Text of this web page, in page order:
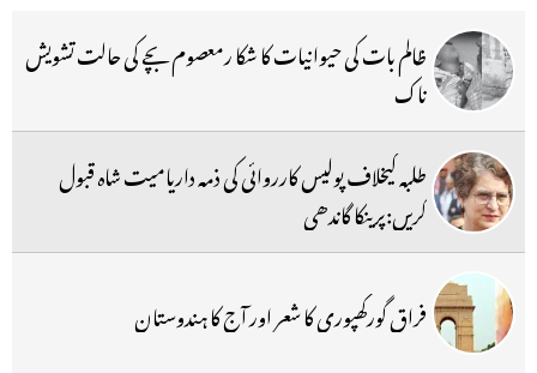
ظالم بات کی حیوانیات کا شکا رمعصوم بچے کی حالت تشویش
ناک
طلبہ کیخلاف پولیس کارروائی کی ذمہ داریامیت شاہ قبول
کریں:پرینکا گاندھی
فراق گورکھپوری کا شعر اور آج کا ہندوستان